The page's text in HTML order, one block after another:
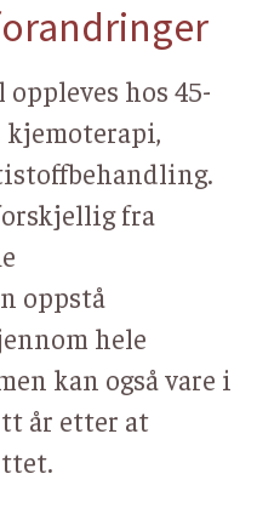
hos 45-
kjemoterapi,
fra
oppstå
hele
kan også vare i
år etter at